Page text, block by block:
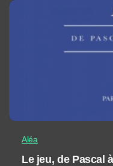
Aléa
Le jeu, de Pascal